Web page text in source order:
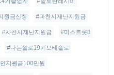
원금신청 #과천시재난지원금
#사천시재난지원금 #미스트롯3
#나는솔로19기모태솔로
지원금100만원